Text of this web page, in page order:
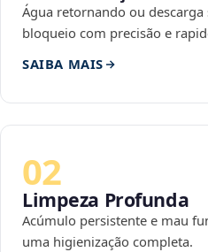
Água retornando ou descarga
bloqueio com precisão e
SAIBA MAIS
02
Limpeza Profunda
Acúmulo persistente e mau
uma higienização completa.